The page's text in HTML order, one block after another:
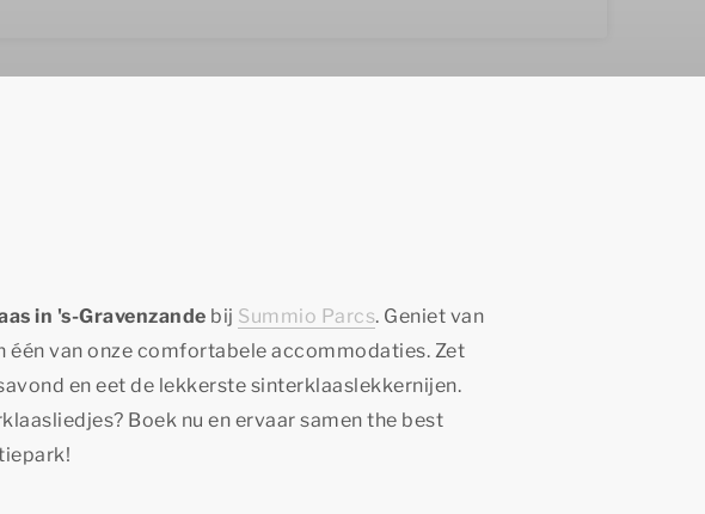
in 's-Gravenzande bij Summio Parcs. Geniet van
één van onze comfortabele accommodaties. Zet
en eet de lekkerste sinterklaaslekkernijen.
Boek nu en ervaar samen the best